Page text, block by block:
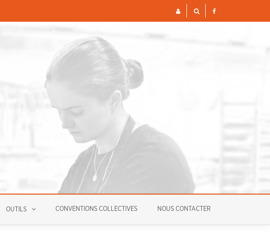
OUTILS CONVENTIONS COLLECTIVES NOUS CONTACTER